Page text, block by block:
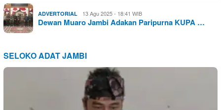
ADVERTORIAL 13 Agu 2025 - 18:41 WIB
Dewan Muaro Jambi Adakan Paripurna KUPA …
SELOKO ADAT JAMBI